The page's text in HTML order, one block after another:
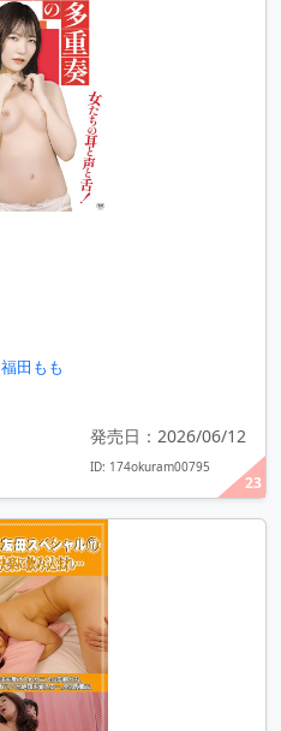
23
福田もも
発売日：2026/06/12
ID: 174okuram00795